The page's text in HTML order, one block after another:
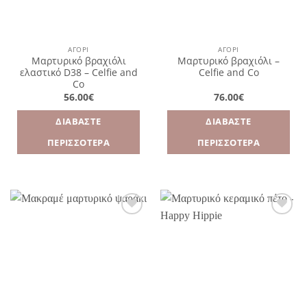
ΑΓΌΡΙ
Μαρτυρικό βραχιόλι
ελαστικό D38 – Celfie and
Co
56.00€
ΔΙΑΒΆΣΤΕ
ΠΕΡΙΣΣΌΤΕΡΑ
ΑΓΌΡΙ
Μαρτυρικό βραχιόλι –
Celfie and Co
76.00€
ΔΙΑΒΆΣΤΕ
ΠΕΡΙΣΣΌΤΕΡΑ